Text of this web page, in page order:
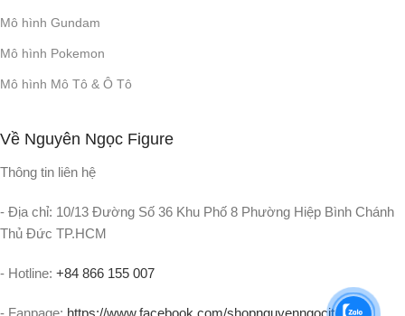
Mô hình Gundam
Mô hình Pokemon
Mô hình Mô Tô & Ô Tô
Về Nguyên Ngọc Figure
Thông tin liên hệ
- Địa chỉ: 10/13 Đường Số 36 Khu Phố 8 Phường Hiệp Bình Chánh
Thủ Đức TP.HCM
- Hotline: +84 866 155 007
- Fanpage: https://www.facebook.com/shopnguyenngocit